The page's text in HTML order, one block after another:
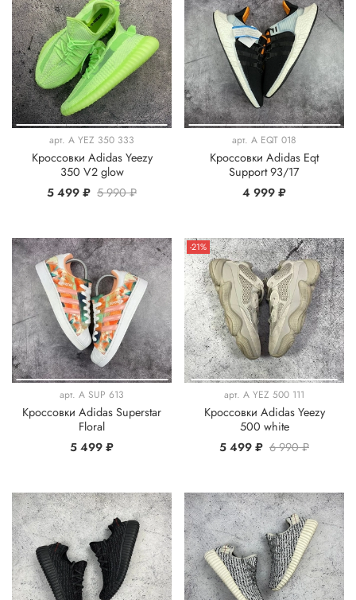
арт. A YEZ 350 333
Кроссовки Adidas Yeezy
350 V2 glow
5 499 ₽ 5 990 ₽
арт. A EQT 018
Кроссовки Adidas Eqt
Support 93/17
4 999 ₽
арт. A SUP 613
Кроссовки Adidas Superstar
Floral
5 499 ₽
-21%
арт. A YEZ 500 111
Кроссовки Adidas Yeezy
500 white
5 499 ₽ 6 990 ₽